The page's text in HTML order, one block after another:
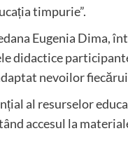
timpurie”.
Eugenia Dima,
didactice
nevoilor
al resurselor
accesul la